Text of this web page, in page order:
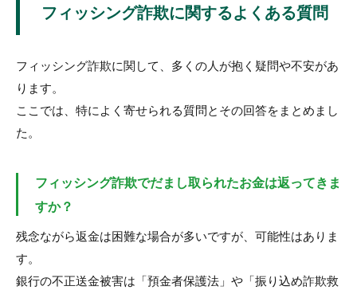
フィッシング詐欺に関するよくある質問
フィッシング詐欺に関して、多くの人が抱く疑問や不安があ
ります。
ここでは、特によく寄せられる質問とその回答をまとめまし
た。
フィッシング詐欺でだまし取られたお金は返ってきま
すか？
残念ながら返金は困難な場合が多いですが、可能性はありま
す。
銀行の不正送金被害は「預金者保護法」や「振り込め詐欺救